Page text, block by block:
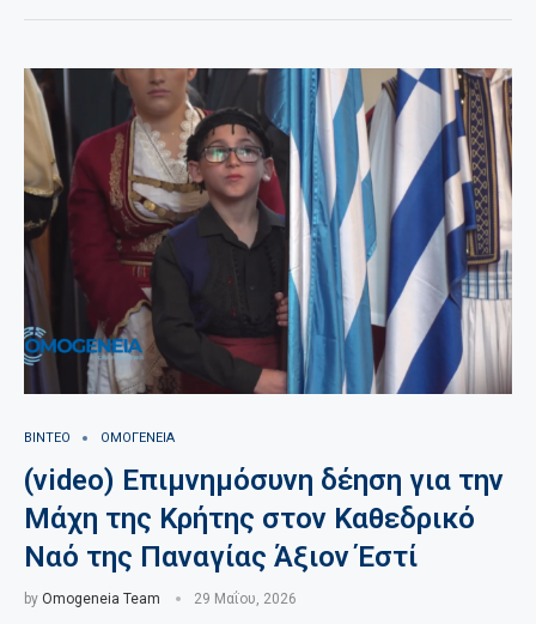
ΒΙΝΤΕΟ ΟΜΟΓΕΝΕΙΑ
(video) Επιμνημόσυνη δέηση για την
Μάχη της Κρήτης στον Καθεδρικό
Ναό της Παναγίας Άξιον Έστί
by Omogeneia Team 29 Μαΐου, 2026